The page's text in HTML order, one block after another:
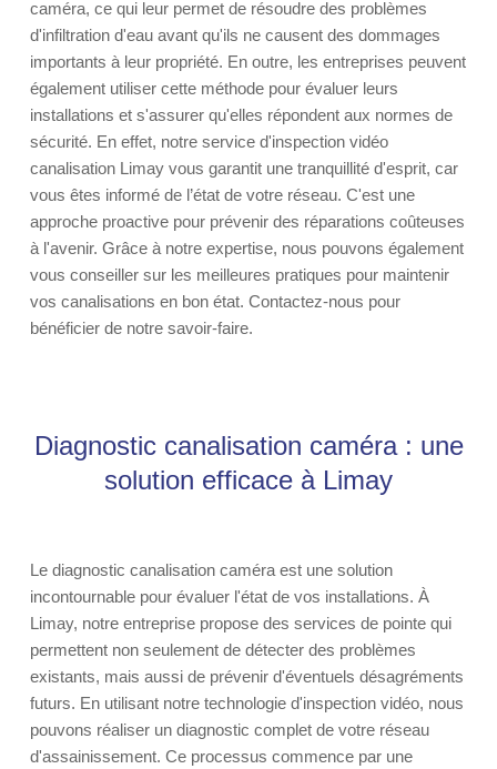
caméra, ce qui leur permet de résoudre des problèmes
d'infiltration d'eau avant qu'ils ne causent des dommages
importants à leur propriété. En outre, les entreprises peuvent
également utiliser cette méthode pour évaluer leurs
installations et s'assurer qu'elles répondent aux normes de
sécurité. En effet, notre service d'inspection vidéo
canalisation Limay vous garantit une tranquillité d'esprit, car
vous êtes informé de l’état de votre réseau. C'est une
approche proactive pour prévenir des réparations coûteuses
à l'avenir. Grâce à notre expertise, nous pouvons également
vous conseiller sur les meilleures pratiques pour maintenir
vos canalisations en bon état. Contactez-nous pour
bénéficier de notre savoir-faire.
Diagnostic canalisation caméra : une
solution efficace à Limay
Le diagnostic canalisation caméra est une solution
incontournable pour évaluer l'état de vos installations. À
Limay, notre entreprise propose des services de pointe qui
permettent non seulement de détecter des problèmes
existants, mais aussi de prévenir d'éventuels désagréments
futurs. En utilisant notre technologie d'inspection vidéo, nous
pouvons réaliser un diagnostic complet de votre réseau
d'assainissement. Ce processus commence par une